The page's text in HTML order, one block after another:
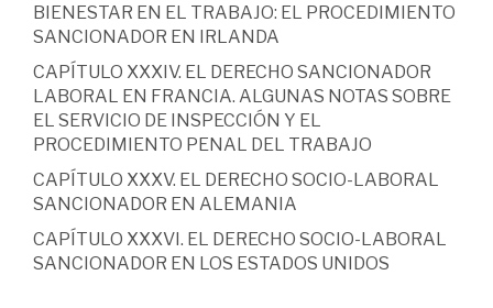
BIENESTAR EN EL TRABAJO: EL PROCEDIMIENTO
SANCIONADOR EN IRLANDA
CAPÍTULO XXXIV. EL DERECHO SANCIONADOR
LABORAL EN FRANCIA. ALGUNAS NOTAS SOBRE
EL SERVICIO DE INSPECCIÓN Y EL
PROCEDIMIENTO PENAL DEL TRABAJO
CAPÍTULO XXXV. EL DERECHO SOCIO-LABORAL
SANCIONADOR EN ALEMANIA
CAPÍTULO XXXVI. EL DERECHO SOCIO-LABORAL
SANCIONADOR EN LOS ESTADOS UNIDOS